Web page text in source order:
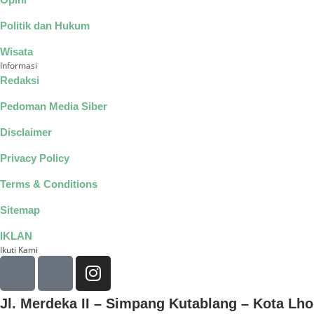
Politik dan Hukum
Wisata
Informasi
Redaksi
Pedoman Media Siber
Disclaimer
Privacy Policy
Terms & Conditions
Sitemap
IKLAN
Ikuti Kami
Jl. Merdeka II – Simpang Kutablang – Kota